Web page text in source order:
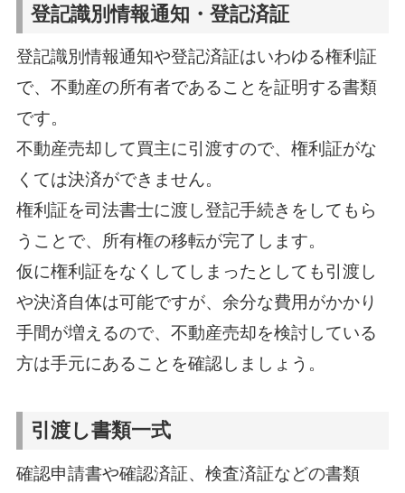
登記識別情報通知・登記済証
登記識別情報通知や登記済証はいわゆる権利証
で、不動産の所有者であることを証明する書類
です。
不動産売却して買主に引渡すので、権利証がな
くては決済ができません。
権利証を司法書士に渡し登記手続きをしてもら
うことで、所有権の移転が完了します。
仮に権利証をなくしてしまったとしても引渡し
や決済自体は可能ですが、余分な費用がかかり
手間が増えるので、不動産売却を検討している
方は手元にあることを確認しましょう。
引渡し書類一式
確認申請書や確認済証、検査済証などの書類